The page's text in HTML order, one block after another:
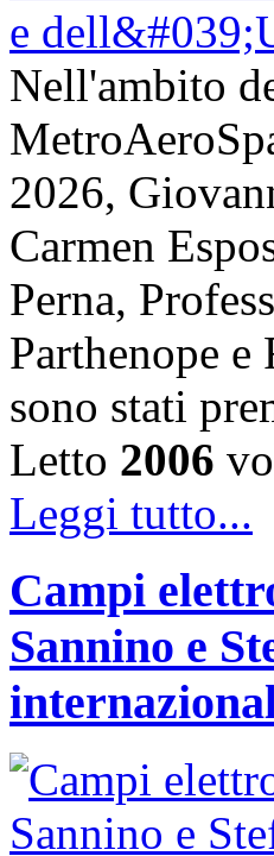
Nell'ambito
2026,
Carmen
Perna,
Parthenope
sono stati
Letto 2006
Leggi tutto...
Campi
Sannino e